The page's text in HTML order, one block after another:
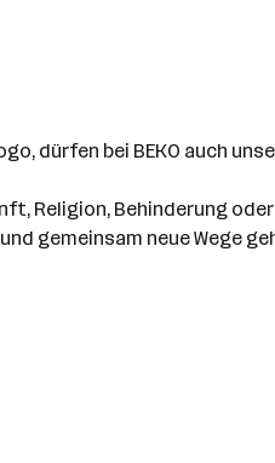
dürfen bei BEKO auch
Religion, Behinderung
gemeinsam neue Wege